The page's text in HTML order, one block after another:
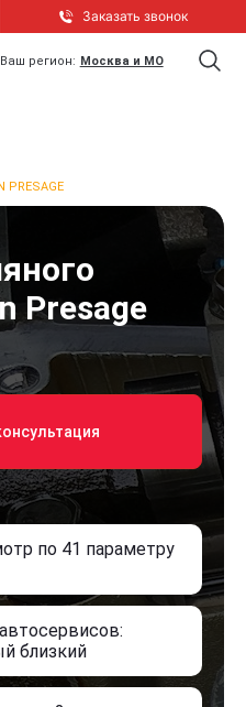
Заказать звонок
Ваш регион: Москва и МО
Presage
по 41 параметру
близкий